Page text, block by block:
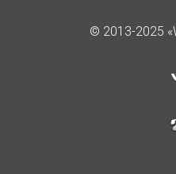
© 2013-2025